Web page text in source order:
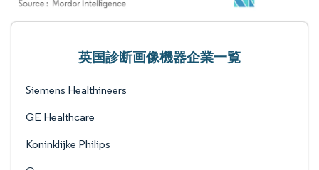
英国診断画像機器企業一覧
Siemens Healthineers
GE Healthcare
Koninklijke Philips